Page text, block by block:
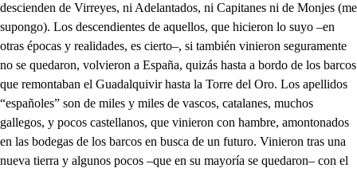
descienden de Virreyes, ni Adelantados, ni Capitanes ni de Monjes (me
supongo). Los descendientes de aquellos, que hicieron lo suyo –en
otras épocas y realidades, es cierto–, si también vinieron seguramente
no se quedaron, volvieron a España, quizás hasta a bordo de los barcos
que remontaban el Guadalquivir hasta la Torre del Oro. Los apellidos
“españoles” son de miles y miles de vascos, catalanes, muchos
gallegos, y pocos castellanos, que vinieron con hambre, amontonados
en las bodegas de los barcos en busca de un futuro. Vinieron tras una
nueva tierra y algunos pocos –que en su mayoría se quedaron– con el